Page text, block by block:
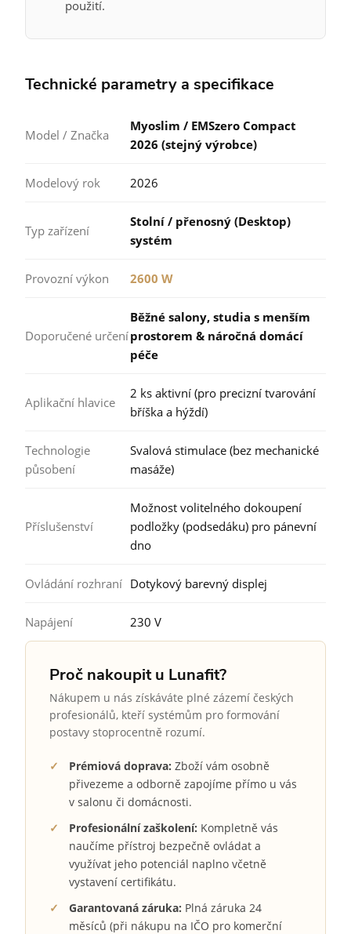
použití.
Technické parametry a specifikace
Model / Značka
Myoslim / EMSzero Compact
2026 (stejný výrobce)
Modelový rok 2026
Typ zařízení
Stolní / přenosný (Desktop)
systém
Provozní výkon 2600 W
Doporučené určení
Běžné salony, studia s menším
prostorem & náročná domácí
péče
Aplikační hlavice
2 ks aktivní (pro precizní tvarování
bříška a hýždí)
Technologie
působení
Svalová stimulace (bez mechanické
masáže)
Příslušenství
Možnost volitelného dokoupení
podložky (podsedáku) pro pánevní
dno
Ovládání rozhraní Dotykový barevný displej
Napájení 230 V
Proč nakoupit u Lunafit?
Nákupem u nás získáváte plné zázemí českých
profesionálů, kteří systémům pro formování
postavy stoprocentně rozumí.
✓ Prémiová doprava: Zboží vám osobně
přivezeme a odborně zapojíme přímo u vás
v salonu či domácnosti.
✓
Profesionální zaškolení: Kompletně vás
naučíme přístroj bezpečně ovládat a
využívat jeho potenciál naplno včetně
vystavení certifikátu.
✓
Garantovaná záruka: Plná záruka 24
měsíců (při nákupu na IČO pro komerční